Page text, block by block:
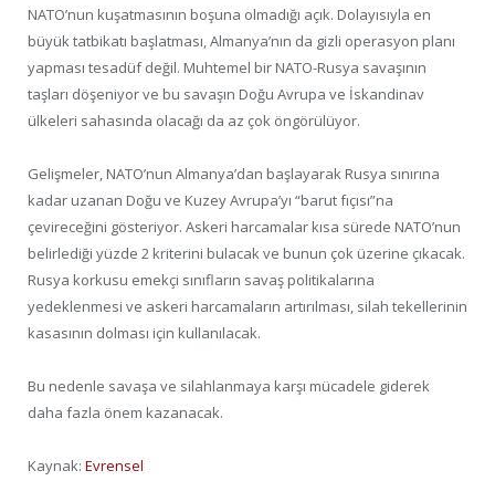
NATO’nun kuşatmasının boşuna olmadığı açık. Dolayısıyla en
büyük tatbikatı başlatması, Almanya’nın da gizli operasyon planı
yapması tesadüf değil. Muhtemel bir NATO-Rusya savaşının
taşları döşeniyor ve bu savaşın Doğu Avrupa ve İskandinav
ülkeleri sahasında olacağı da az çok öngörülüyor.
Gelişmeler, NATO’nun Almanya’dan başlayarak Rusya sınırına
kadar uzanan Doğu ve Kuzey Avrupa’yı “barut fıçısı”na
çevireceğini gösteriyor. Askeri harcamalar kısa sürede NATO’nun
belirlediği yüzde 2 kriterini bulacak ve bunun çok üzerine çıkacak.
Rusya korkusu emekçi sınıfların savaş politikalarına
yedeklenmesi ve askeri harcamaların artırılması, silah tekellerinin
kasasının dolması için kullanılacak.
Bu nedenle savaşa ve silahlanmaya karşı mücadele giderek
daha fazla önem kazanacak.
Kaynak: Evrensel